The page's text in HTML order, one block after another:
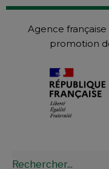
Agence
promotion